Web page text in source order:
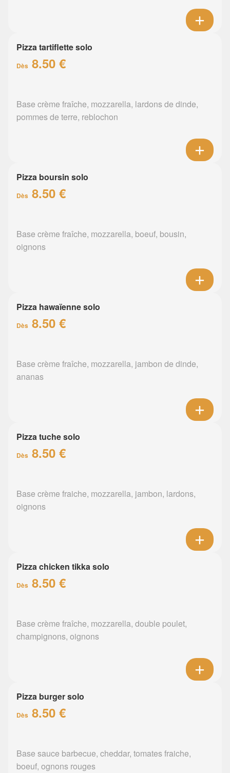
Pizza tartiflette solo
Dès 8.50 €
Base crème fraîche, mozzarella, lardons de dinde,
pommes de terre, reblochon
Pizza boursin solo
Dès 8.50 €
Base crème fraîche, mozzarella, boeuf, bousin,
oignons
Pizza hawaïenne solo
Dès 8.50 €
Base crème fraîche, mozzarella, jambon de dinde,
ananas
Pizza tuche solo
Dès 8.50 €
Base crème fraiche, mozzarella, jambon, lardons,
oignons
Pizza chicken tikka solo
Dès 8.50 €
Base crème fraîche, mozzarella, double poulet,
champignons, oignons
Pizza burger solo
Dès 8.50 €
Base sauce barbecue, cheddar, tomates fraiche,
boeuf, ognons rouges